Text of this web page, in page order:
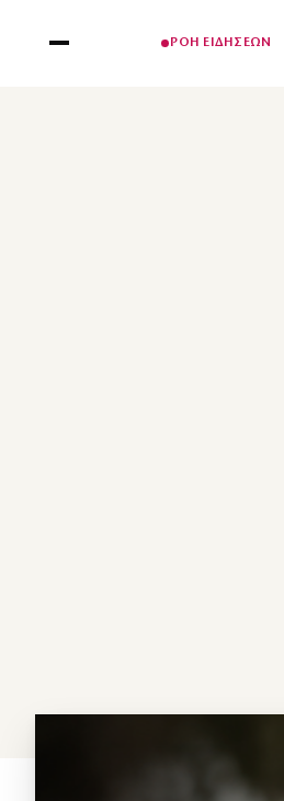
ΡΟΗ ΕΙΔΗΣΕΩΝ